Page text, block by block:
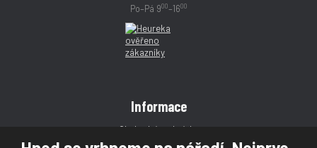
Po–Pá 900–1600
Informace
Obchodní podmínky